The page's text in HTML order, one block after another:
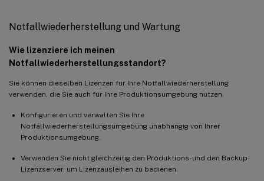
Notfallwiederherstellung und Wartung
Wie lizenziere ich meinen
Notfallwiederherstellungsstandort?
Sie können dieselben Lizenzen für Ihre Notfallwiederherstellung
verwenden, die Sie auch für Ihre Produktionsumgebung nutzen.
Konfigurieren und verwalten Sie Ihre
Notfallwiederherstellungsumgebung unabhängig von Ihrer
Produktionsumgebung.
Verwenden Sie nicht gleichzeitig den Produktions- und den Backup-
Lizenzserver, um Lizenzausleihen zu bedienen.